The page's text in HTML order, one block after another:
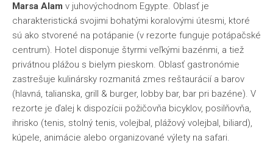
Marsa Alam v juhovýchodnom Egypte. Oblasť je
charakteristická svojimi bohatými koralovými útesmi, ktoré
sú ako stvorené na potápanie (v rezorte funguje potápačské
centrum). Hotel disponuje štyrmi veľkými bazénmi, a tiež
privátnou plážou s bielym pieskom. Oblasť gastronómie
zastrešuje kulinársky rozmanitá zmes reštaurácií a barov
(hlavná, talianska, grill & burger, lobby bar, bar pri bazéne). V
rezorte je ďalej k dispozícii požičovňa bicyklov, posilňovňa,
ihrisko (tenis, stolný tenis, volejbal, plážový volejbal, biliard),
kúpele, animácie alebo organizované výlety na safari.